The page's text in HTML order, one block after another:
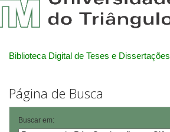
Biblioteca Digital de Teses e Dissertações
Página de Busca
Buscar em: